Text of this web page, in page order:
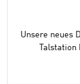
Unsere neues